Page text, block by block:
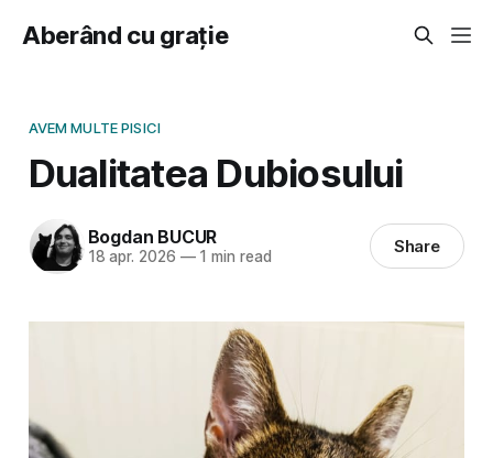
Aberând cu grație
AVEM MULTE PISICI
Dualitatea Dubiosului
Bogdan BUCUR
18 apr. 2026 —1 min read Share